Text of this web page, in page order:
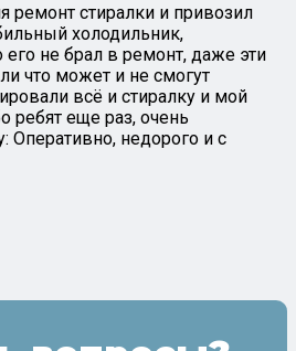
ремонт стиралки и привозил
холодильник,
его не брал в ремонт, даже эти
что может и не смогут
всё и стиралку и мой
ребят еще раз, очень
недорого и с